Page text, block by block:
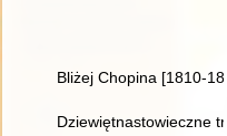
Bliżej Chopina [1810-
Dziewiętnastowieczne